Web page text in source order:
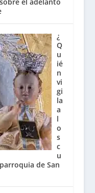
¿
Q
u
ié
n
vi
gi
la
a
l
o
s
c
u
de San